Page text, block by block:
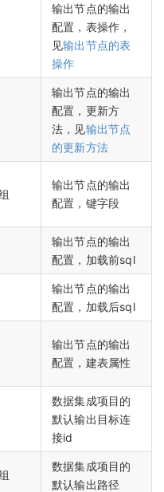
输出节点的输出
配置，表操作，
见输出节点的表
操作
输出节点的输出
配置，更新方
法，见输出节点
的更新方法
输出节点的输出
配置，键字段
输出节点的输出
配置，加载前sql
输出节点的输出
配置，加载后sql
输出节点的输出
配置，建表属性
数据集成项目的
默认输出目标连
接id
数据集成项目的
默认输出路径